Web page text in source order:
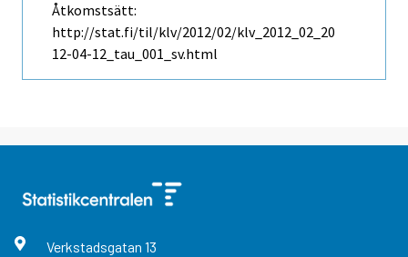
Åtkomstsätt:
http://stat.fi/til/klv/2012/02/klv_2012_02_20
12-04-12_tau_001_sv.html
Verkstadsgatan 13